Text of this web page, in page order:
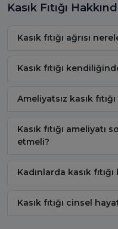
Kasık Fıtığı
Kasık fıtığı ağrısı
Kasık fıtığı
Ameliyatsız kasık
Kasık fıtığı ameliyatı
etmeli?
Kadınlarda kasık
Kasık fıtığı cinsel